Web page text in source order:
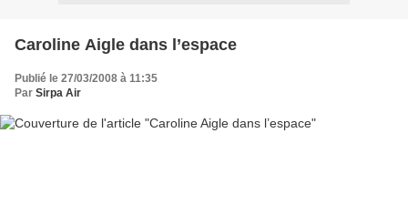
Caroline Aigle dans l’espace
Publié le 27/03/2008 à 11:35
Par Sirpa Air